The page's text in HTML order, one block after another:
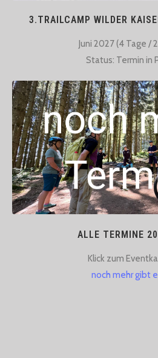
3.TRAILCAMP WILDER
Juni 2027 (4 Tage /
Status: Termin in
ALLE TERMINE
Klick zum
noch mehr gibt